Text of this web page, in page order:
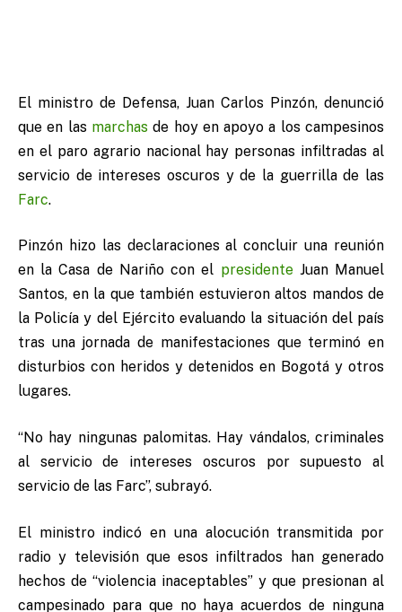
El ministro de Defensa, Juan Carlos Pinzón, denunció
que en las marchas de hoy en apoyo a los campesinos
en el paro agrario nacional hay personas infiltradas al
servicio de intereses oscuros y de la guerrilla de las
Farc.
Pinzón hizo las declaraciones al concluir una reunión
en la Casa de Nariño con el presidenteJuan Manuel
Santos, en la que también estuvieron altos mandos de
la Policía y del Ejército evaluando la situación del país
tras una jornada de manifestaciones que terminó en
disturbios con heridos y detenidos en Bogotá y otros
lugares.
“No hay ningunas palomitas. Hay vándalos, criminales
al servicio de intereses oscuros por supuesto al
servicio de las Farc”, subrayó.
El ministro indicó en una alocución transmitida por
radio y televisión que esos infiltrados han generado
hechos de “violencia inaceptables” y que presionan al
campesinado para que no haya acuerdos de ninguna